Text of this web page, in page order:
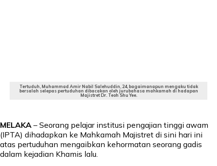
Tertuduh, Muhammad Amir Nabil Salehuddin, 24, bagaimanapun mengaku tidak
bersalah selepas pertuduhan dibacakan oleh jurubahasa mahkamah di hadapan
Majistret Dr. Teoh Shu Yee.
MELAKA – Seorang pelajar institusi pengajian tinggi awam
(IPTA) dihadapkan ke Mahkamah Majistret di sini hari ini
atas pertuduhan mengaibkan kehormatan seorang gadis
dalam kejadian Khamis lalu.